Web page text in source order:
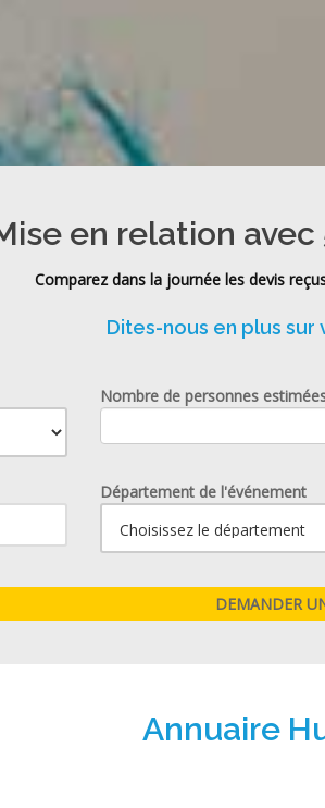
en relation
Comparez dans la journée les devis
Dites-nous en plus
Nombre de personnes
Département de l'événement
Annuaire